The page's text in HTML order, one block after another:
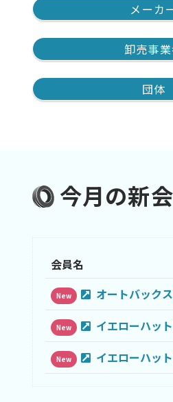
メーカ
卸売事
団体
今月の新
会員名
New オートバック
New イエローハッ
New イエローハッ